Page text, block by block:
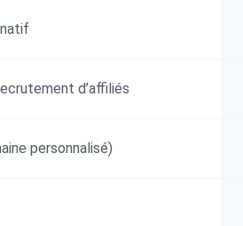
d’affiliés
personnalisé)